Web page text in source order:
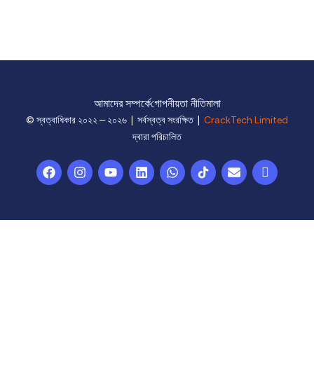
আমাদের সম্পর্কেগোপনীয়তা নীতিমালা
© স্বত্বাধিকার ২০২২ – ২০২৬ | সর্বস্বত্ব সংরক্ষিত | CrackTech Limited
দ্বারা পরিচালিত